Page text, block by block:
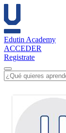
Edutin Academy
ACCEDER
Registrate